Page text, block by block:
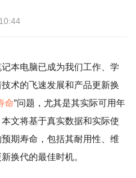
本电脑已成为我们工作、学
术的飞速发展和产品更新换
命”问题，尤其是其实际可用年
文将基于真实数据和实际使
期寿命，包括其耐用性、维
换代的最佳时机。